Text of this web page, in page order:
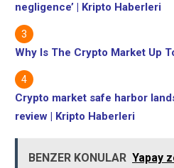
negligence’ | Kripto Haberleri
Why Is The Crypto Market Up
Crypto market safe harbor
review | Kripto Haberleri
BENZER KONULAR Yapay